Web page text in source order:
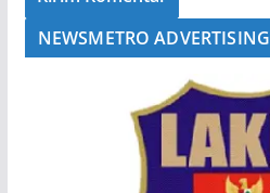
NEWSMETRO ADVERTISING